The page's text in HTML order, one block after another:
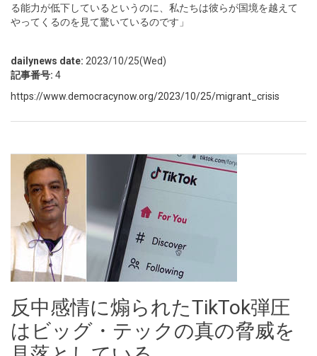
る能力が低下しているというのに、私たちは彼らが国境を越えて
やってくるのを見て驚いているのです」
dailynews date: 2023/10/25(Wed)
記事番号: 4
https://www.democracynow.org/2023/10/25/migrant_crisis
反中感情に煽られたTikTok弾圧
はビッグ・テックの真の脅威を